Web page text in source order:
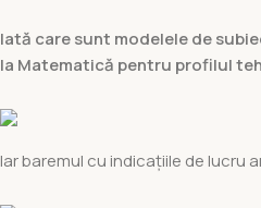
Iată care sunt modelele de
la Matematică pentru profilul
Iar baremul cu indicațiile de lucru